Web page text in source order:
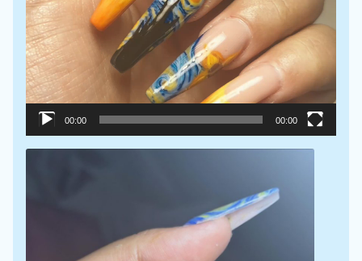
Βίντεο
00:00 00:00